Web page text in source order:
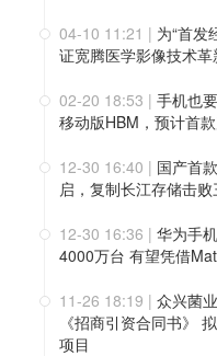
04-10 11:21 | 为“首发
证宽腾医学影像技术革
02-20 18:53 | 手机也
移动版HBM，预计首
12-30 16:40 | 国产首
启，复制长江存储击败
12-30 16:36 | 华为手
4000万台 有望凭借
11-26 18:19 | 众兴菌
《招商引资合同书》
项目